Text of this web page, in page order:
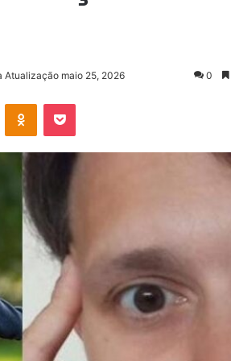
Atualização maio 25, 2026 0
OK Pocket